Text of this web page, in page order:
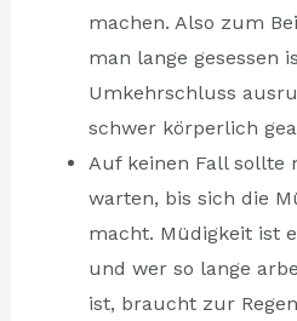
machen. Also zum
man lange gesessen
Umkehrschluss
schwer körperlich
Auf keinen Fall sollte
warten, bis sich die
macht. Müdigkeit ist
und wer so lange
ist, braucht zur